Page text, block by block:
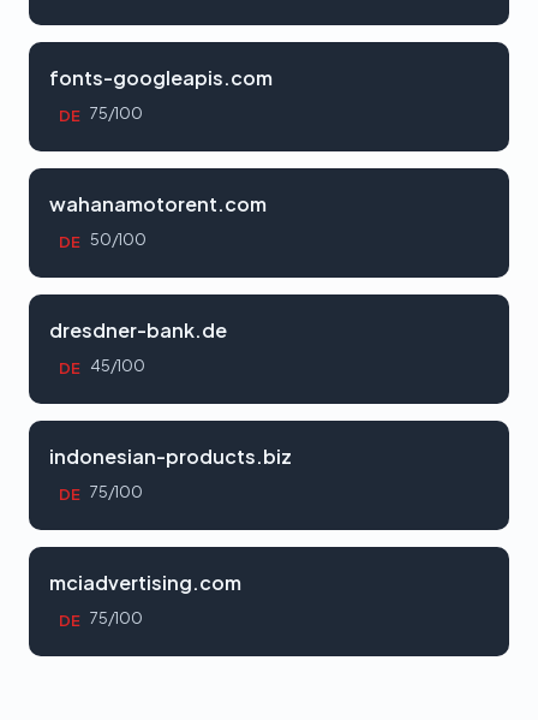
fonts-googleapis.com
DE 75/100
wahanamotorent.com
DE 50/100
dresdner-bank.de
DE 45/100
indonesian-products.biz
DE 75/100
mciadvertising.com
DE 75/100